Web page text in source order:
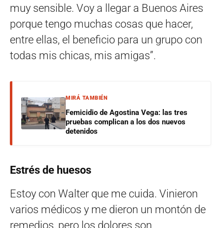
muy sensible. Voy a llegar a Buenos Aires
porque tengo muchas cosas que hacer,
entre ellas, el beneficio para un grupo con
todas mis chicas, mis amigas”.
MIRÁ TAMBIÉN
Femicidio de Agostina Vega: las tres
pruebas complican a los dos nuevos
detenidos
Estrés de huesos
Estoy con Walter que me cuida. Vinieron
varios médicos y me dieron un montón de
remedios, pero los dolores son